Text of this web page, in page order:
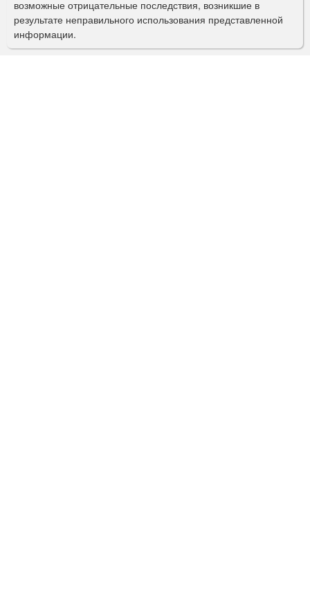
с
к
возможные отрицательные последствия, возникшие в
результате неправильного использования представленной
информации.